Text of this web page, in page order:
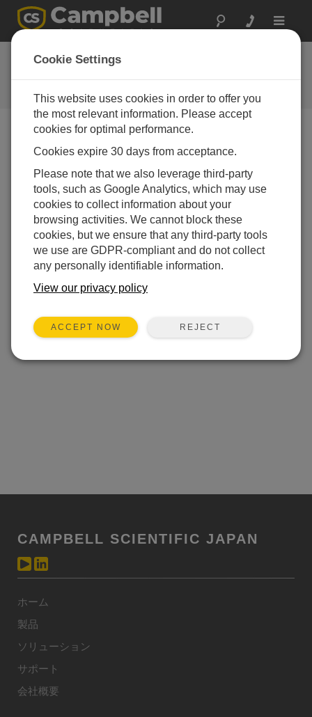
Toggle
Feedback
Let us know how we can improve
our website
Feedback Tool Unavailable
The page feedback tool is currently unavailable.
CAMPBELL SCIENTIFIC JAPAN
ホーム
製品
ソリューション
サポート
会社概要
Cookie Settings
This website uses cookies in order to offer you
the most relevant information. Please accept
cookies for optimal performance.
Cookies expire 30 days from acceptance.
Please note that we also leverage third-party
tools, such as Google Analytics, which may use
cookies to collect information about your
browsing activities. We cannot block these
cookies, but we ensure that any third-party tools
we use are GDPR-compliant and do not collect
any personally identifiable information.
View our privacy policy
ACCEPT NOW REJECT